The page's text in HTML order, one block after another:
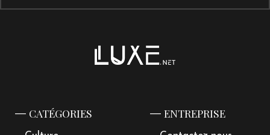
CATÉGORIES ENTREPRISE